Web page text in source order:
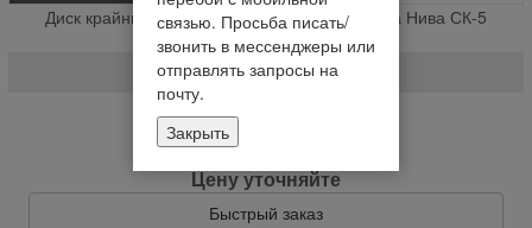
Диск крайний остова молотильного барабана Нива СК-5
(шт.,)
54-2-8-1-1Б
Нет в наличии
Цену уточняйте
Быстрый заказ
связью. Просьба писать/
звонить в мессенджеры или
отправлять запросы на
почту.
Закрыть